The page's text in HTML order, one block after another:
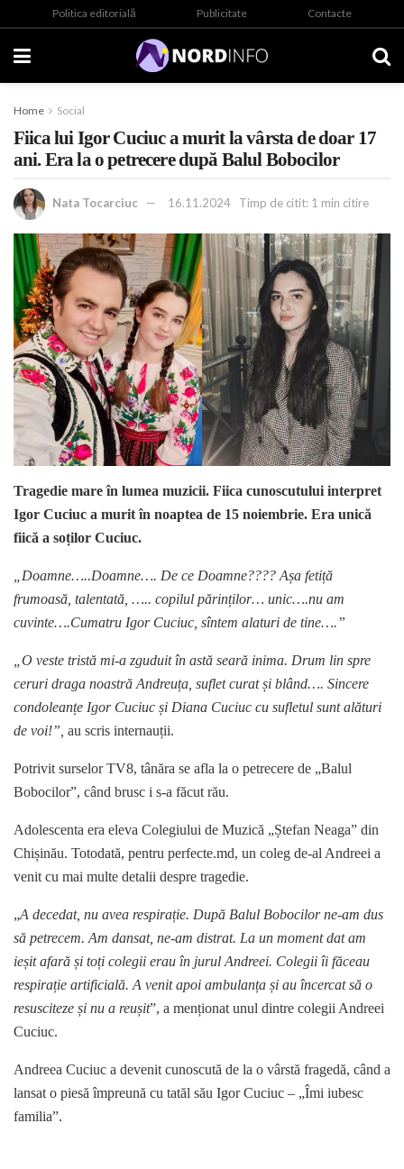
Politica editorială Publicitate Contacte
Home Social
Fiica lui Igor Cuciuc a murit la vârsta de doar 17
ani. Era la o petrecere după Balul Bobocilor
Nata Tocarciuc 16.11.2024 Timp de citit: 1 min citire
Tragedie mare în lumea muzicii. Fiica cunoscutului interpret
Igor Cuciuc a murit în noaptea de 15 noiembrie. Era unică
fiică a soților Cuciuc.
„Doamne…..Doamne…. De ce Doamne???? Așa fetiță
frumoasă, talentată, ….. copilul părinților… unic….nu am
cuvinte….Cumatru Igor Cuciuc , sîntem alaturi de tine….”
„O veste tristă mi-a zguduit în astă seară inima. Drum lin spre
ceruri draga noastră Andreuța, suflet curat și blând…. Sincere
condoleanțe Igor Cuciuc și Diana Cuciuc cu sufletul sunt alături
de voi!”, au scris internauții.
Potrivit surselor TV8, tânăra se afla la o petrecere de „Balul
Bobocilor”, când brusc i s-a făcut rău.
Adolescenta era eleva Colegiului de Muzică „Ștefan Neaga” din
Chișinău. Totodată, pentru perfecte.md, un coleg de-al Andreei a
venit cu mai multe detalii despre tragedie.
„A decedat, nu avea respirație. După Balul Bobocilor ne-am dus
să petrecem. Am dansat, ne-am distrat. La un moment dat am
ieșit afară și toți colegii erau în jurul Andreei. Colegii îi făceau
respirație artificială. A venit apoi ambulanța și au încercat să o
resusciteze și nu a reușit”, a menționat unul dintre colegii Andreei
Cuciuc.
Andreea Cuciuc a devenit cunoscută de la o vârstă fragedă, când a
lansat o piesă împreună cu tatăl său Igor Cuciuc – „Îmi iubesc
familia”.